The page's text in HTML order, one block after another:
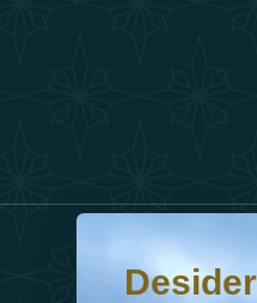
Desideri saperne di
Iscriviti alla nostra